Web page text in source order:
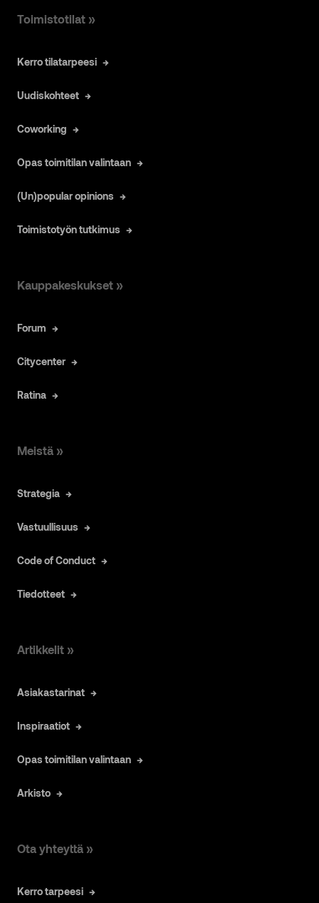
Toimistotilat »
Kerro tilatarpeesi
Uudiskohteet
Coworking
Opas toimitilan valintaan
(Un)popular opinions
Toimistotyön tutkimus
Kauppakeskukset »
Forum
Citycenter
Ratina
Meistä »
Strategia
Vastuullisuus
Code of Conduct
Tiedotteet
Artikkelit »
Asiakastarinat
Inspiraatiot
Opas toimitilan valintaan
Arkisto
Ota yhteyttä »
Kerro tarpeesi